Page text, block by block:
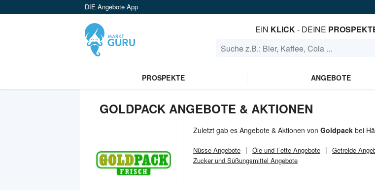
DIE Angebote App
EIN KLICK- DEINE
PROSPEKTE ANGEBOTE
GOLDPACK ANGEBOTE & AKTIONEN
Zuletzt gab es Angebote & Aktionen von Goldpack bei
Nüsse Angebote Öle und Fette Angebote Getreide
Zucker und Süßungsmittel Angebote